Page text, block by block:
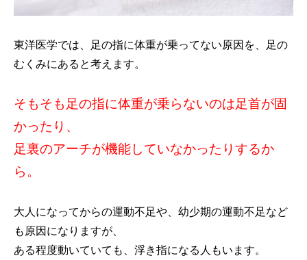
東洋医学では、足の指に体重が乗ってない原因を、足の
むくみにあると考えます。
そもそも足の指に体重が乗らないのは足首が固
かったり、
足裏のアーチが機能していなかったりするか
ら。
大人になってからの運動不足や、幼少期の運動不足など
も原因になりますが、
ある程度動いていても、浮き指になる人もいます。